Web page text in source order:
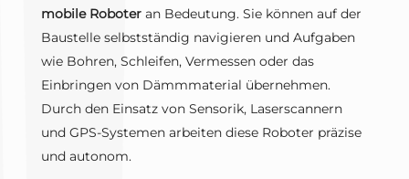
mobile Roboteran Bedeutung. Sie können auf der
Baustelle selbstständig navigieren und Aufgaben
wie Bohren, Schleifen, Vermessen oder das
Einbringen von Dämmmaterial übernehmen.
Durch den Einsatz von Sensorik, Laserscannern
und GPS-Systemen arbeiten diese Roboter präzise
und autonom.